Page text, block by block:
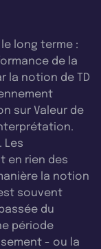
long terme :
de la
la notion de TD
sur Valeur de
Les
en rien des
la notion
souvent
du
période
- ou la